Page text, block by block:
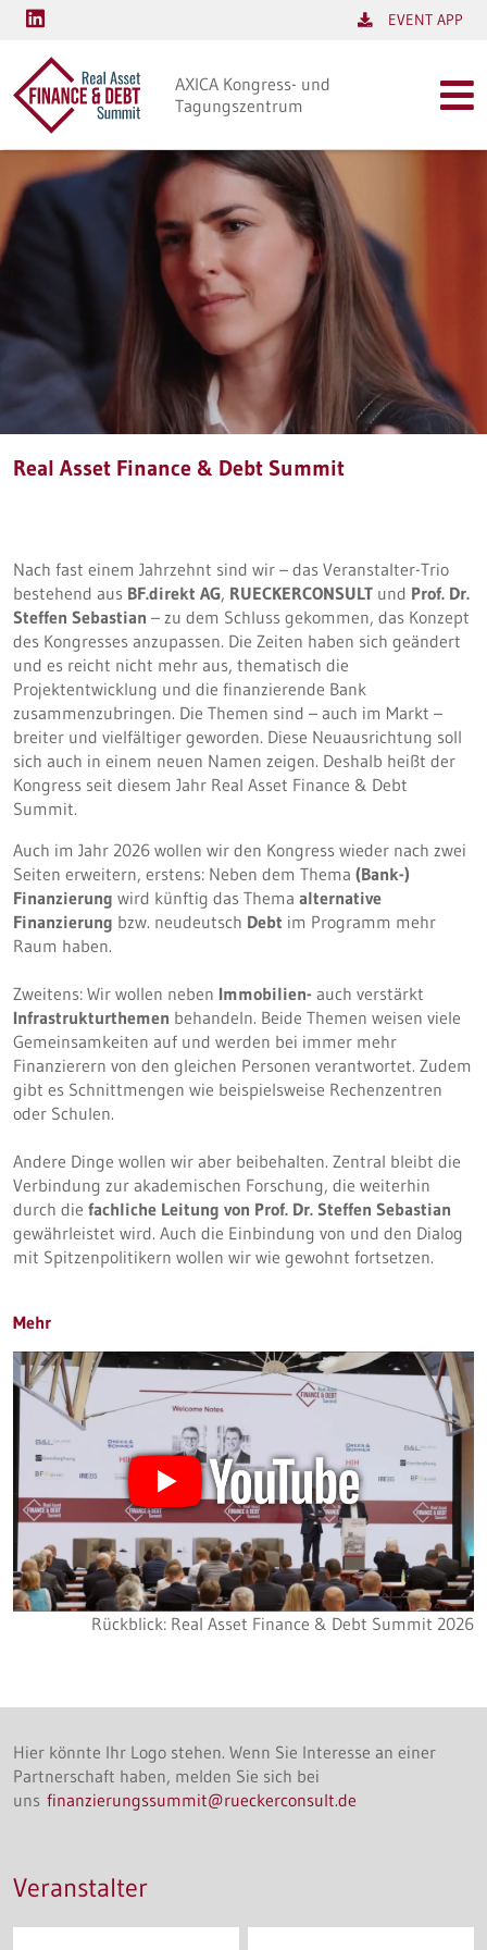
EVENT APP
AXICA Kongress- und
Tagungszentrum
Real Asset Finance & Debt Summit
Nach fast einem Jahrzehnt sind wir – das Veranstalter-Trio
bestehend aus BF.direkt AG, RUECKERCONSULT und Prof. Dr.
Steffen Sebastian – zu dem Schluss gekommen, das Konzept
des Kongresses anzupassen. Die Zeiten haben sich geändert
und es reicht nicht mehr aus, thematisch die
Projektentwicklung und die finanzierende Bank
zusammenzubringen. Die Themen sind – auch im Markt –
breiter und vielfältiger geworden. Diese Neuausrichtung soll
sich auch in einem neuen Namen zeigen. Deshalb heißt der
Kongress seit diesem Jahr Real Asset Finance & Debt
Summit.
Auch im Jahr 2026 wollen wir den Kongress wieder nach zwei
Seiten erweitern, erstens: Neben dem Thema (Bank-)
Finanzierung wird künftig das Thema alternative
Finanzierung bzw. neudeutsch Debt im Programm mehr
Raum haben.
Zweitens: Wir wollen neben Immobilien- auch verstärkt
Infrastrukturthemen behandeln. Beide Themen weisen viele
Gemeinsamkeiten auf und werden bei immer mehr
Finanzierern von den gleichen Personen verantwortet. Zudem
gibt es Schnittmengen wie beispielsweise Rechenzentren
oder Schulen.
Andere Dinge wollen wir aber beibehalten. Zentral bleibt die
Verbindung zur akademischen Forschung, die weiterhin
durch die fachliche Leitung von Prof. Dr. Steffen Sebastian
gewährleistet wird. Auch die Einbindung von und den Dialog
mit Spitzenpolitikern wollen wir wie gewohnt fortsetzen.
Mehr
Rückblick: Real Asset Finance & Debt Summit 2026
Hier könnte Ihr Logo stehen. Wenn Sie Interesse an einer
Partnerschaft haben, melden Sie sich bei
uns finanzierungssummit@rueckerconsult.de
Veranstalter